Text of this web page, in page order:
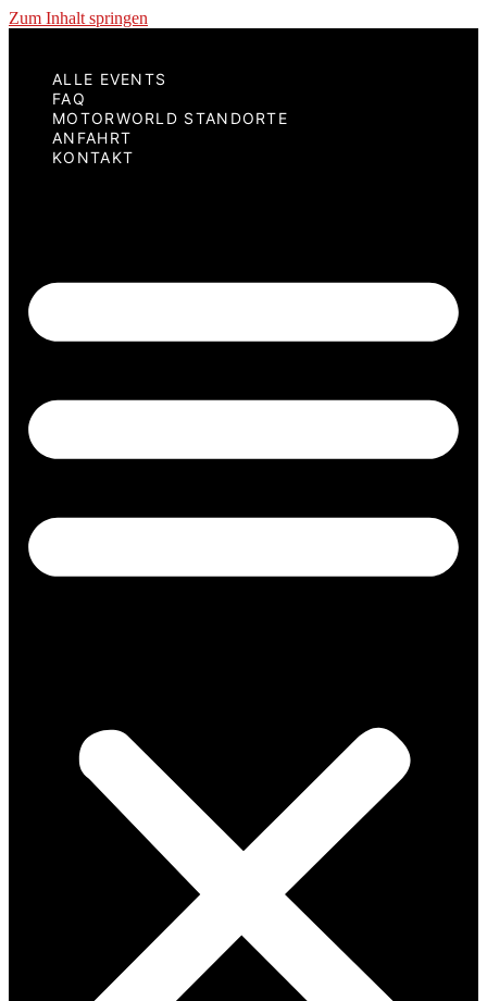
Zum Inhalt springen
ALLE EVENTS
FAQ
MOTORWORLD STANDORTE
ANFAHRT
KONTAKT